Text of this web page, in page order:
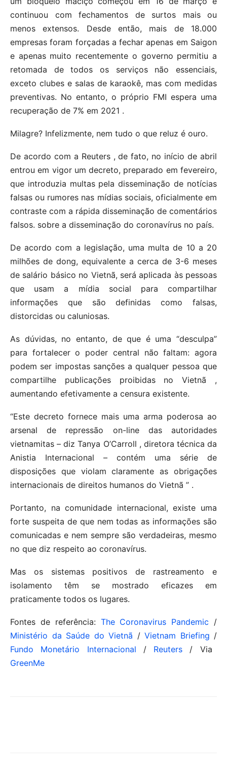
continuou com fechamentos de surtos mais ou
menos extensos. Desde então, mais de 18.000
empresas foram forçadas a fechar apenas em Saigon
e apenas muito recentemente o governo permitiu a
retomada de todos os serviços não essenciais,
exceto clubes e salas de karaokê, mas com medidas
preventivas. No entanto, o próprio FMI espera uma
recuperação de 7% em 2021 .
Milagre? Infelizmente, nem tudo o que reluz é ouro.
De acordo com a Reuters , de fato, no início de abril
entrou em vigor um decreto, preparado em fevereiro,
que introduzia multas pela disseminação de notícias
falsas ou rumores nas mídias sociais, oficialmente em
contraste com a rápida disseminação de comentários
falsos. sobre a disseminação do coronavírus no país.
De acordo com a legislação, uma multa de 10 a 20
milhões de dong, equivalente a cerca de 3-6 meses
de salário básico no Vietnã, será aplicada às pessoas
que usam a mídia social para compartilhar
informações que são definidas como falsas,
distorcidas ou caluniosas.
As dúvidas, no entanto, de que é uma “desculpa”
para fortalecer o poder central não faltam: agora
podem ser impostas sanções a qualquer pessoa que
compartilhe publicações proibidas no Vietnã ,
aumentando efetivamente a censura existente.
“Este decreto fornece mais uma arma poderosa ao
arsenal de repressão on-line das autoridades
vietnamitas – diz Tanya O’Carroll , diretora técnica da
Anistia Internacional – contém uma série de
disposições que violam claramente as obrigações
internacionais de direitos humanos do Vietnã ” .
Portanto, na comunidade internacional, existe uma
forte suspeita de que nem todas as informações são
comunicadas e nem sempre são verdadeiras, mesmo
no que diz respeito ao coronavírus.
Mas os sistemas positivos de rastreamento e
isolamento têm se mostrado eficazes em
praticamente todos os lugares.
Fontes de referência: The Coronavirus Pandemic /
Ministério da Saúde do Vietnã / Vietnam Briefing /
Fundo Monetário Internacional /Reuters / Via
GreenMe